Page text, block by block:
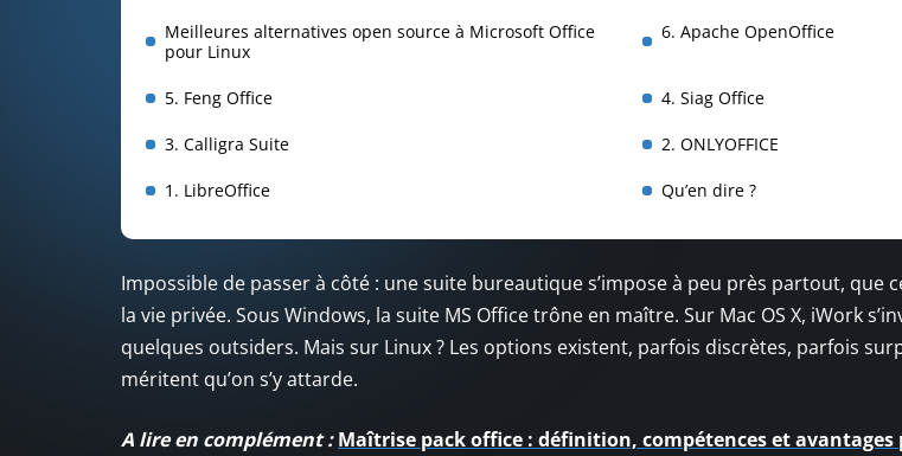
Meilleures alternatives open source à Microsoft Office
pour Linux
6. Apache OpenOffice
5. Feng Office 4. Siag Office
3. Calligra Suite 2. ONLYOFFICE
1. LibreOffice Qu’en dire ?
Impossible de passer à côté : une suite bureautique s’impose à peu près partout, que
la vie privée. Sous Windows, la suite MS Office trône en maître. Sur Mac OS X, iWork
quelques outsiders. Mais sur Linux ? Les options existent, parfois discrètes, parfois
méritent qu’on s’y attarde.
A lire en complément : Maîtrise pack office : définition, compétences et